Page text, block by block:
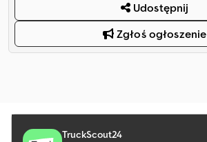
Udostępnij
Zgłoś ogłoszenie
TruckScout24